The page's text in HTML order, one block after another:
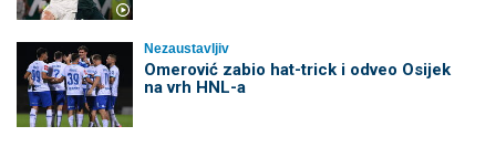
Nezaustavljiv
Omerović zabio hat-trick i odveo Osijek
na vrh HNL-a